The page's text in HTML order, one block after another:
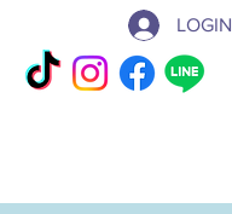
LOGIN